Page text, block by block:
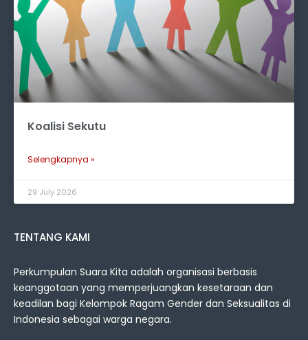
Koalisi Sekutu
Selengkapnya »
29 July 2026
TENTANG KAMI
Perkumpulan Suara Kita adalah organisasi berbasis
keanggotaan yang memperjuangkan kesetaraan dan
keadilan bagi Kelompok Ragam Gender dan Seksualitas di
Indonesia sebagai warga negara.